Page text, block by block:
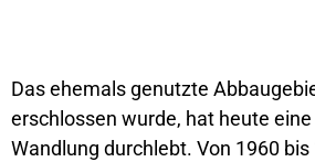
Das ehemals genutzte
erschlossen wurde, hat heute
Wandlung durchlebt. Von 1960